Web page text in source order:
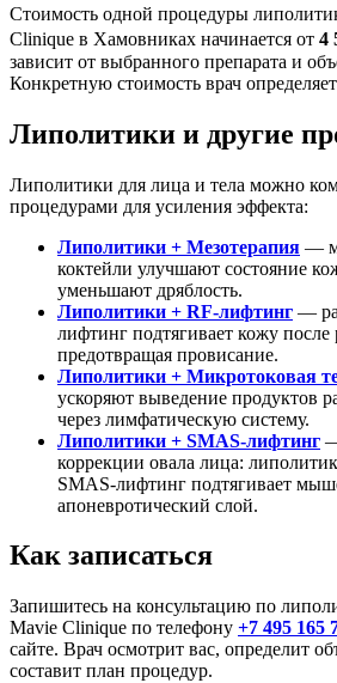
Стоимость одной процедуры
Clinique в Хамовниках начинается от 4
зависит от выбранного препарата и
Конкретную стоимость врач
Липолитики и другие
Липолитики для лица и тела можно
процедурами для усиления эффекта:
Липолитики + Мезотерапия —
коктейли улучшают состояние
уменьшают дряблость.
Липолитики + RF-лифтинг —
лифтинг подтягивает кожу
предотвращая провисание.
Липолитики + Микротоковая
ускоряют выведение продуктов
через лимфатическую систему.
Липолитики + SMAS-лифтинг
коррекции овала лица:
SMAS-лифтинг подтягивает
апоневротический слой.
Как записаться
Запишитесь на консультацию по
Mavie Clinique по телефону +7 495 165
сайте. Врач осмотрит вас, определит
составит план процедур.